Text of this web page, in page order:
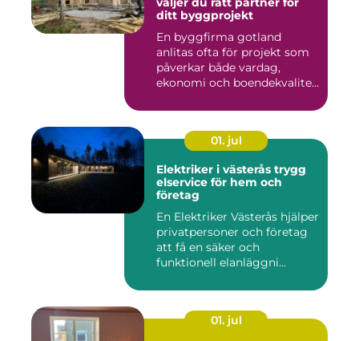
ditt byggprojekt
En byggfirma gotland
anlitas ofta för projekt som
påverkar både vardag,
ekonomi och boendekvalitet
01. jul
Elektriker i västerås trygg
elservice för hem och
företag
En Elektriker Västerås hjälper
privatpersoner och företag
att få en säker och
funktionell elanläggni...
01. jul